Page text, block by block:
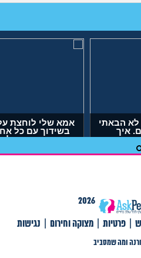
לא הבאתי
איך
אמא שלי לוחצת
בשידוך עם כל
דופק, מה
2026
|תגיות|מצוקה וחירום|Ask דורקס פרטיות מצוקה וחירום נגישות
ומה שמסביב